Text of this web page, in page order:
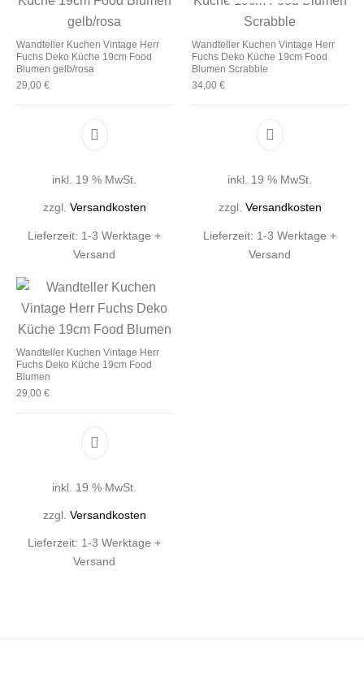
Wandteller Kuchen Vintage Herr
Fuchs Deko Küche 19cm Food
Blumen gelb/rosa
29,00 €
inkl. 19 % MwSt.
zzgl. Versandkosten
Lieferzeit: 1-3 Werktage +
Versand
Wandteller Kuchen Vintage Herr
Fuchs Deko Küche 19cm Food
Blumen Scrabble
34,00 €
inkl. 19 % MwSt.
zzgl. Versandkosten
Lieferzeit: 1-3 Werktage +
Versand
Wandteller Kuchen Vintage Herr
Fuchs Deko Küche 19cm Food
Blumen
29,00 €
inkl. 19 % MwSt.
zzgl. Versandkosten
Lieferzeit: 1-3 Werktage +
Versand